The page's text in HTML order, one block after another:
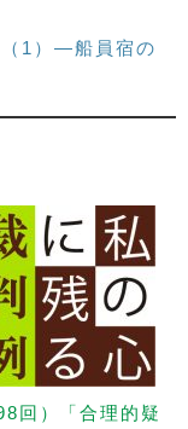
（1）―船員宿の
回）「合理的疑